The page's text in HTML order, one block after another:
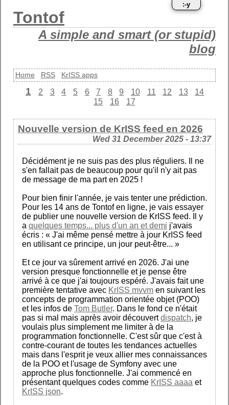
Tontof
A simple and smart (or stupid)
blog
Home RSS KrISS apps
:-y
1 2 3 4 5 6 7 8 9 10 11 12 13
14
15
16 17
Nouvelle version de KrISS feed en 2026
Wed 31 December 2025 - 13:37
Décidément je ne suis pas des plus réguliers. Il ne
s'en fallait pas de beaucoup pour qu'il n'y ait pas
de message de ma part en 2025 !
Pour bien finir l'année, je vais tenter une prédiction.
Pour les 14 ans de Tontof en ligne, je vais essayer
de publier une nouvelle version de KrISS feed. Il y
a quelques temps... plus d'un an et demi j'avais
écris : « J'ai même pensé mettre à jour KrISS feed
en utilisant ce principe, un jour peut-être... »
Et ce jour va sûrement arrivé en 2026. J'ai une
version presque fonctionnelle et je pense être
arrivé à ce que j'ai toujours espéré. J'avais fait une
première tentative avec KrISS mvvm en suivant les
concepts de programmation orientée objet (POO)
et les infos de Tom Butler. Dans le fond ce n'était
pas si mal mais après avoir découvertdispatch, je
voulais plus simplement me limiter à de la
programmation fonctionnelle. C'est sûr que c'est à
contre-courant de toutes les tendances actuelles
mais dans l'esprit je veux allier mes connaissances
de la POO et l'usage de Symfony avec une
approche plus fonctionnelle. J'ai commencé en
présentant quelques codes comme KrISS aaaa et
KrISS json.